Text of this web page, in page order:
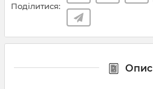
Поділитися:
Опис